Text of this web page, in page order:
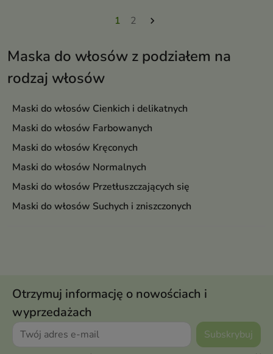
Maska do włosów z podziałem na
rodzaj włosów
Maski do włosów Cienkich i delikatnych
Maski do włosów Farbowanych
Maski do włosów Kręconych
Maski do włosów Normalnych
Maski do włosów Przetłuszczających się
Maski do włosów Suchych i zniszczonych
1 2 
Otrzymuj informację o nowościach i
wyprzedażach